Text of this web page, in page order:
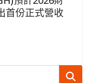
首份正式營收
搜尋